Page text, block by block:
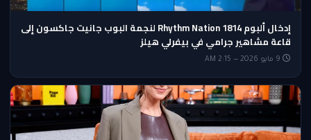
إدخال ألبوم Rhythm Nation 1814 لنجمة البوب جانيت جاكسون إلى
قاعة مشاهير جرامي في بيفرلي هيلز